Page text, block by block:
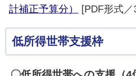
計補正予算分）
[PDF形式
低所得世帯支援枠